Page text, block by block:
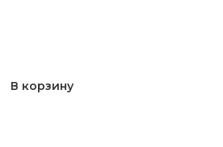
В корзину